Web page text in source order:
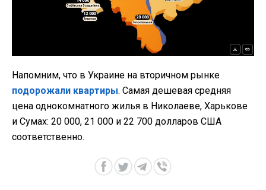
Напомним, что в Украине на вторичном рынке
подорожали квартиры. Самая дешевая средняя
цена однокомнатного жилья в Николаеве, Харькове
и Сумах: 20 000, 21 000 и 22 700 долларов США
соответственно.